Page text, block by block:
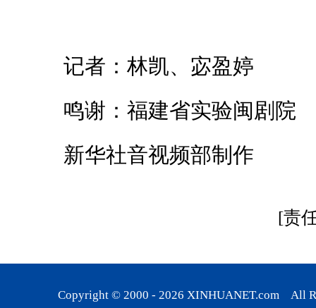
记者：林凯、宓盈婷
鸣谢：福建省实验闽剧院
新华社音视频部制作
[责
Copyright © 2000 - 2026 XINHUANET.com All